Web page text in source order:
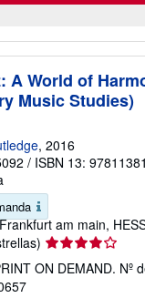
A World of
Music Studies)
, 2016
/ ISBN 13:
am main,
Calificación
del
vendedor:
ON DEMAND. Nº